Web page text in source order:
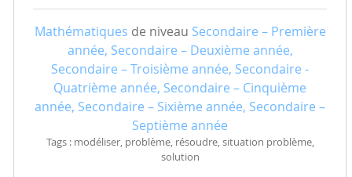
Mathématiques de niveau Secondaire – Première
année, Secondaire – Deuxième année,
Secondaire – Troisième année, Secondaire -
Quatrième année, Secondaire – Cinquième
année, Secondaire – Sixième année, Secondaire –
Septième année
Tags : modéliser, problème, résoudre, situation problème,
solution